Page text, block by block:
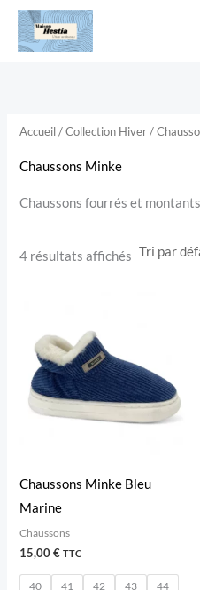
Aller
Accueil/Collection Hiver/
Chaussons Minke
Chaussons fourrés et montants
4 résultats affichés
Chaussons Minke Bleu
Marine
Chaussons
15,00€ TTC
40 41 42 43
44